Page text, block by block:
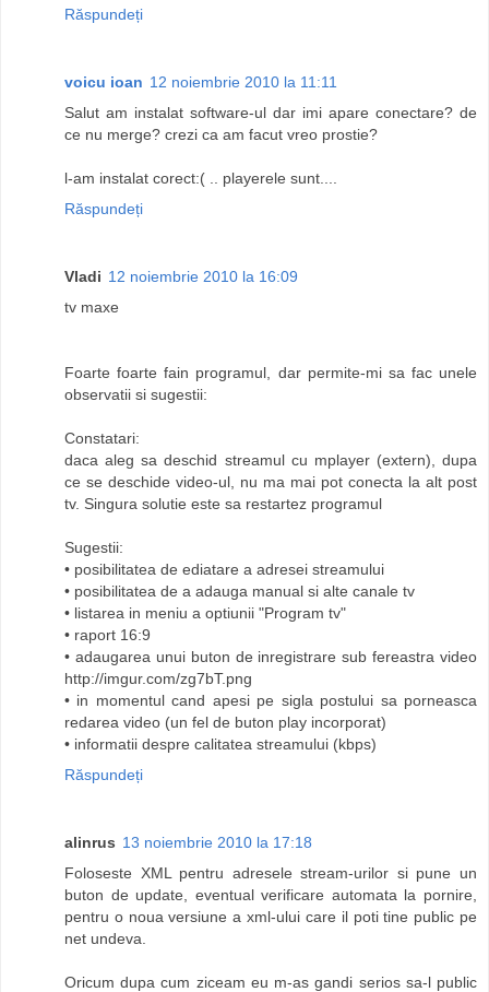
Răspundeți
voicu ioan 12 noiembrie 2010 la 11:11
Salut am instalat software-ul dar imi apare conectare? de
ce nu merge? crezi ca am facut vreo prostie?
l-am instalat corect:( .. playerele sunt....
Răspundeți
Vladi 12 noiembrie 2010 la 16:09
tv maxe
Foarte foarte fain programul, dar permite-mi sa fac unele
observatii si sugestii:
Constatari:
daca aleg sa deschid streamul cu mplayer (extern), dupa
ce se deschide video-ul, nu ma mai pot conecta la alt post
tv. Singura solutie este sa restartez programul
Sugestii:
• posibilitatea de ediatare a adresei streamului
• posibilitatea de a adauga manual si alte canale tv
• listarea in meniu a optiunii "Program tv"
• raport 16:9
• adaugarea unui buton de inregistrare sub fereastra video
http://imgur.com/zg7bT.png
• in momentul cand apesi pe sigla postului sa porneasca
redarea video (un fel de buton play incorporat)
• informatii despre calitatea streamului (kbps)
Răspundeți
alinrus 13 noiembrie 2010 la 17:18
Foloseste XML pentru adresele stream-urilor si pune un
buton de update, eventual verificare automata la pornire,
pentru o noua versiune a xml-ului care il poti tine public pe
net undeva.
Oricum dupa cum ziceam eu m-as gandi serios sa-l public